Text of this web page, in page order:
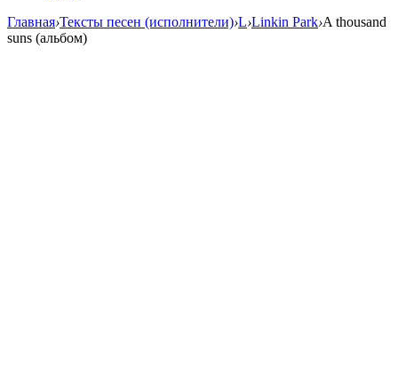
Главная›Тексты песен (исполнители)›L›Linkin Park›A thousand
suns (альбом)